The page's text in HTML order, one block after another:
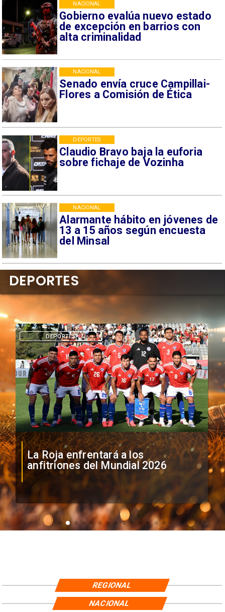
Gobierno evalúa nuevo estado
de excepción en barrios con
alta criminalidad
NACIONAL
Senado envía cruce Campillai-
Flores a Comisión de Ética
NACIONAL
Claudio Bravo baja la euforia
sobre fichaje de Vozinha
DEPORTES
Alarmante hábito en jóvenes de
13 a 15 años según encuesta
del Minsal
NACIONAL
La Roja enfrentará a los
anfitriones del Mundial 2026
DEPORTES
DEPORTES
REGIONAL
NACIONAL